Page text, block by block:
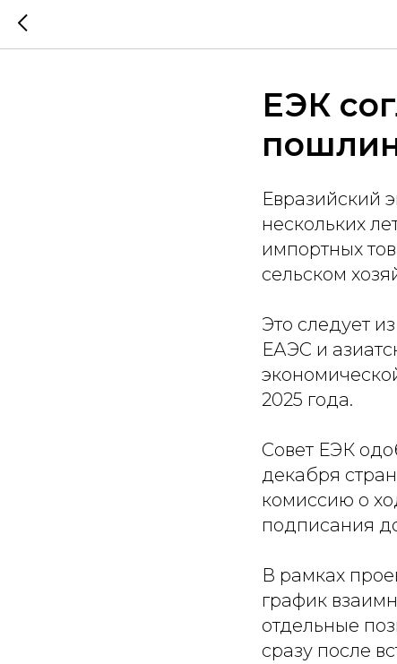
ЕЭК
Евразийский
нескольких
импортных
сельском
Это следует
ЕАЭС и
2025 года.
Совет ЕЭК
декабря
комиссию о
подписания
В рамках
график
отдельные
сразу после